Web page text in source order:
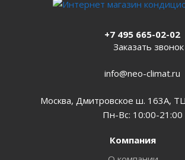
+7 495 665-02-02
Заказать звонок
info@neo-climat.ru
Москва, Дмитровское ш. 163А,
Пн-Вс: 10:00-21:00
Компания